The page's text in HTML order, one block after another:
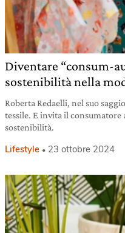
Diventare “consum-
sostenibilità nella
Roberta Redaelli, nel suo
tessile. E invita il consumatore
sostenibilità.
Lifestyle 23 ottobre 2024